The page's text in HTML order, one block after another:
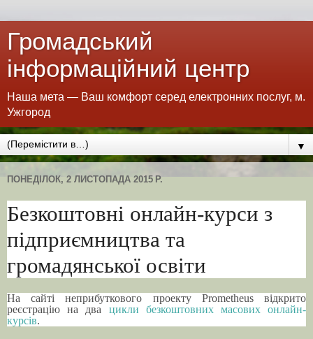
Громадський
інформаційний центр
Наша мета — Ваш комфорт серед електронних послуг, м.
Ужгород
▼
ПОНЕДІЛОК, 2 ЛИСТОПАДА 2015 Р.
Безкоштовні онлайн-курси з
підприємництва та
громадянської освіти
На сайті неприбуткового проекту Prometheus відкрито
реєстрацію на два цикли безкоштовних масових онлайн-
курсів.